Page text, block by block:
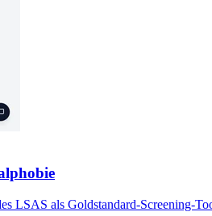
LSAS als Goldstandard-Screening-